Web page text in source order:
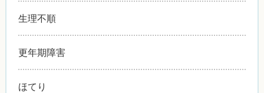
生理不順
更年期障害
ほてり